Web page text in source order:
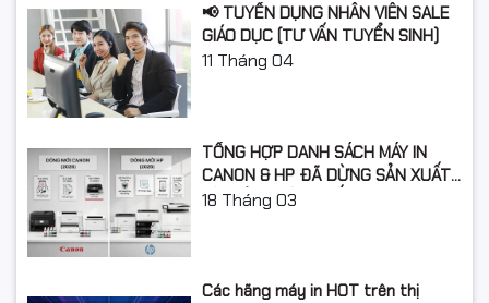
📢 TUYỂN DỤNG NHÂN VIÊN SALE
GIÁO DỤC (TƯ VẤN TUYỂN SINH)
11 Tháng 04
TỔNG HỢP DANH SÁCH MÁY IN
CANON & HP ĐÃ DỪNG SẢN XUẤT:
LỘ TRÌNH NÂNG CẤP 2026
18 Tháng 03
Các hãng máy in HOT trên thị